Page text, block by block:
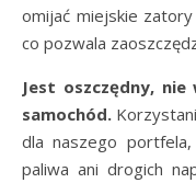
omijać miejskie
co pozwala
Jest oszczędny,
samochód.
dla naszego
paliwa ani drogich